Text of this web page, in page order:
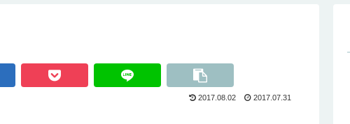
2017.08.02 2017.07.31